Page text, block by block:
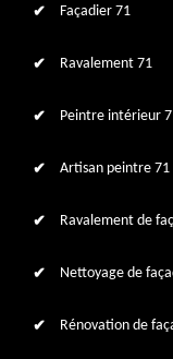
Façadier 71
Ravalement 71
Peintre intérieur
Artisan peintre 71
Ravalement de
Nettoyage de
Rénovation de